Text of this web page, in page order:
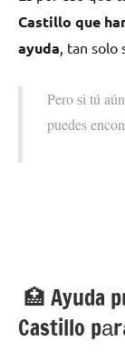
Castillo quе
ayuda, tan solo
Pero ѕi tú
puedes
🏥 Ayuda
Castillo